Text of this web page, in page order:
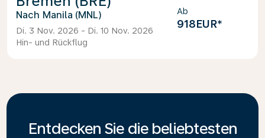
Manila (MNL)
Di. 3 Nov. 2026 - Di. 10 Nov. 2026
Hin- und Rückflug
Ab
918EUR*
Entdecken Sie die beliebtesten